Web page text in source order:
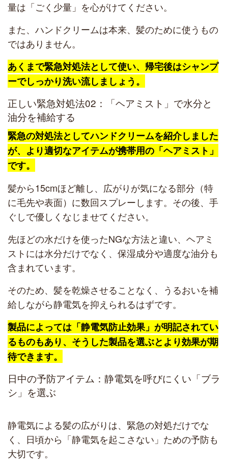
量は「ごく少量」を心がけてください。
また、ハンドクリームは本来、髪のために使うもの
ではありません。
あくまで緊急対処法として使い、帰宅後はシャンプ
ーでしっかり洗い流しましょう。
正しい緊急対処法02：「ヘアミスト」で水分と
油分を補給する
緊急の対処法としてハンドクリームを紹介しました
が、より適切なアイテムが携帯用の「ヘアミスト」
です。
髪から15cmほど離し、広がりが気になる部分（特
に毛先や表面）に数回スプレーします。その後、手
ぐしで優しくなじませてください。
先ほどの水だけを使ったNGな方法と違い、ヘアミ
ストには水分だけでなく、保湿成分や適度な油分も
含まれています。
そのため、髪を乾燥させることなく、うるおいを補
給しながら静電気を抑えられるはずです。
製品によっては「静電気防止効果」が明記されてい
るものもあり、そうした製品を選ぶとより効果が期
待できます。
日中の予防アイテム：静電気を呼びにくい「ブラ
シ」を選ぶ
静電気による髪の広がりは、緊急の対処だけでな
く、日頃から「静電気を起こさない」ための予防も
大切です。